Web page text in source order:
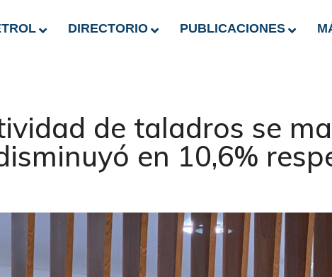
DIRECTORIO PUBLICACIONES
de taladros se
en 10,6%